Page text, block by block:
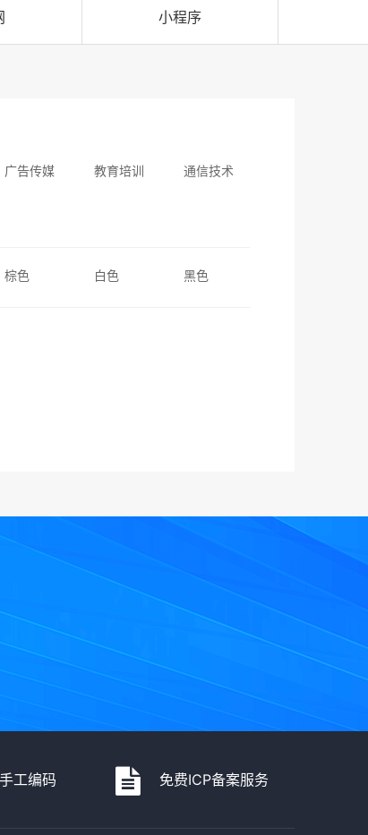
小程序
广告传媒 教育培训 通信技术
棕色 白色 黑色
工编码 免费ICP备案服务